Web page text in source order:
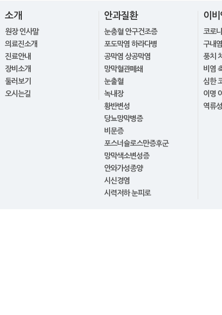
소개
원장 인사말
의료진소개
진료안내
장비소개
둘러보기
오시는길
안과질환
눈충혈 안구건조증
포도막염 하라다병
공막염 상공막염
망막혈관폐쇄
눈출혈
녹내장
황반변성
당뇨망막병증
비문증
포스너슐로스만증후군
망막색소변성증
안와가성종양
시신경염
시력저하 눈피로
이
코로
구내
풍치
비염
심한
이명
역류